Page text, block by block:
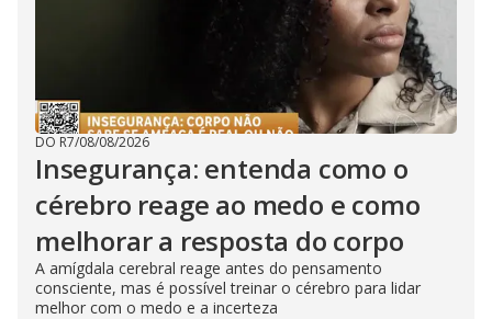
DO R7/08/08/2026
Insegurança: entenda como o
cérebro reage ao medo e como
melhorar a resposta do corpo
A amígdala cerebral reage antes do pensamento
consciente, mas é possível treinar o cérebro para lidar
melhor com o medo e a incerteza